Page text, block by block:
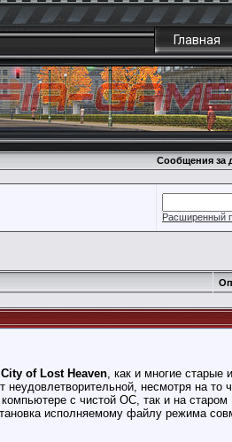
Главная
Сообщения за
Расширенный
of Lost Heaven, как и многие старые
несмотря на
с чистой ОС, так и на
исполняемому файлу режима